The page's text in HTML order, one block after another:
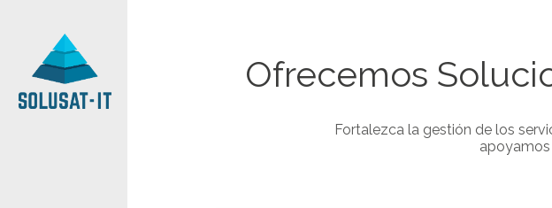
Ofrecemos
Fortalezca la gestión de los